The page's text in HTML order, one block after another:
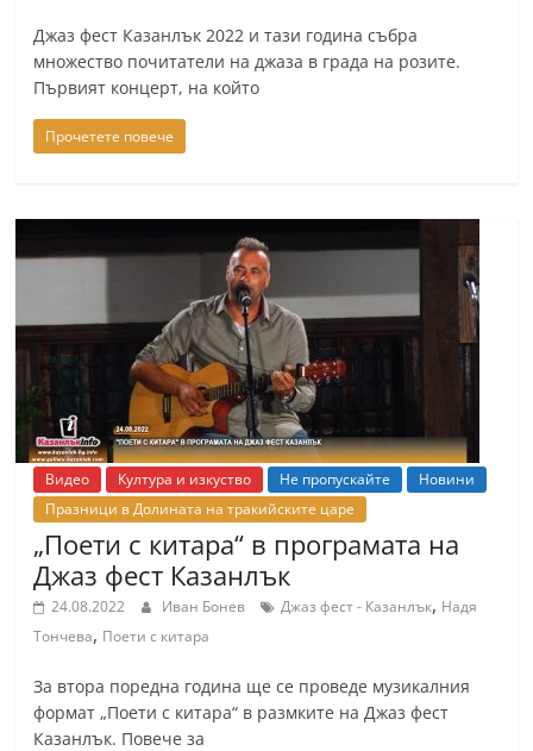
k
.
c
o
Джаз фест Казанлък 2022 и тази година събра
множество почитатели на джаза в града на розите.
Първият концерт, на който
Прочетете повече
Видео Култура и изкуство Не пропускайте
Новини
Празници в Долината на тракийските царе
„Поети с китара“ в програмата на
Джаз фест Казанлък
24.08.2022 Иван Бонев Джаз фест - Казанлък, Надя
Тончева, Поети с китара
За втора поредна година ще се проведе музикалния
формат „Поети с китара“ в размките на Джаз фест
Казанлък. Повече за